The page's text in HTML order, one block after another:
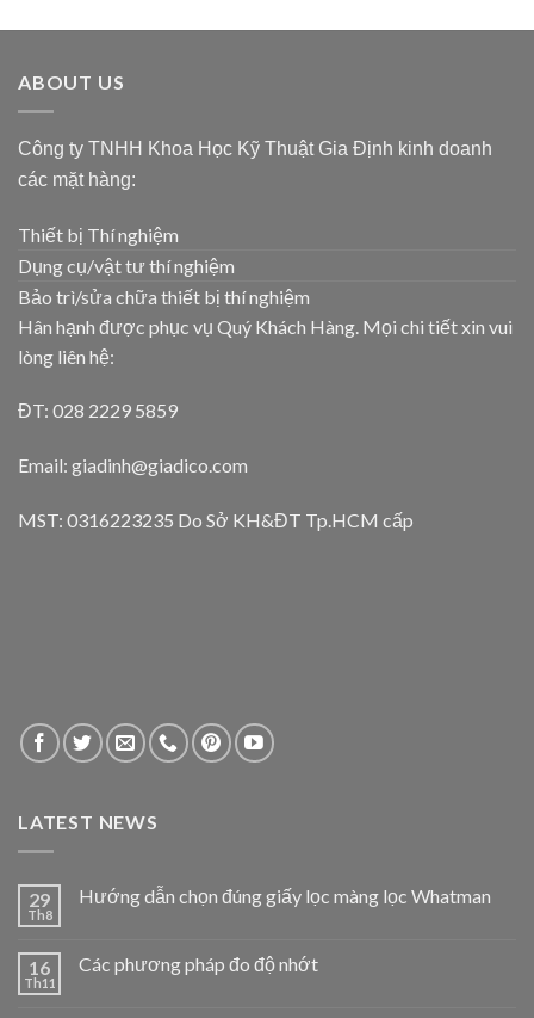
ABOUT US
Công ty TNHH Khoa Học Kỹ Thuật Gia Định kinh doanh
các mặt hàng:
Thiết bị Thí nghiệm
Dụng cụ/vật tư thí nghiệm
Bảo trì/sửa chữa thiết bị thí nghiệm
Hân hạnh được phục vụ Quý Khách Hàng. Mọi chi tiết xin vui
lòng liên hệ:
ĐT: 028 2229 5859
Email: giadinh@giadico.com
MST: 0316223235 Do Sở KH&ĐT Tp.HCM cấp
LATEST NEWS
29
Th8
Hướng dẫn chọn đúng giấy lọc màng lọc Whatman
16
Th11
Các phương pháp đo độ nhớt